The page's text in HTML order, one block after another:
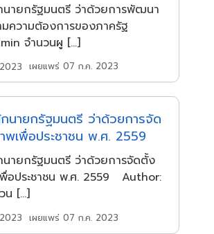
นายกรัฐมนตรี ว่าด้วยการพัฒนา
ความต้องการของภาครัฐ
จำนวนผู […]
เผยแพร่ 07 ก.ค. 2023
กนายกรัฐมนตรี ว่าด้วยการจัด
พเพื่อประชาชน พ.ศ. 2559
นายกรัฐมนตรี ว่าด้วยการจัดตั้ง
อประชาชน พ.ศ. 2559 Author:
น […]
เผยแพร่ 07 ก.ค. 2023